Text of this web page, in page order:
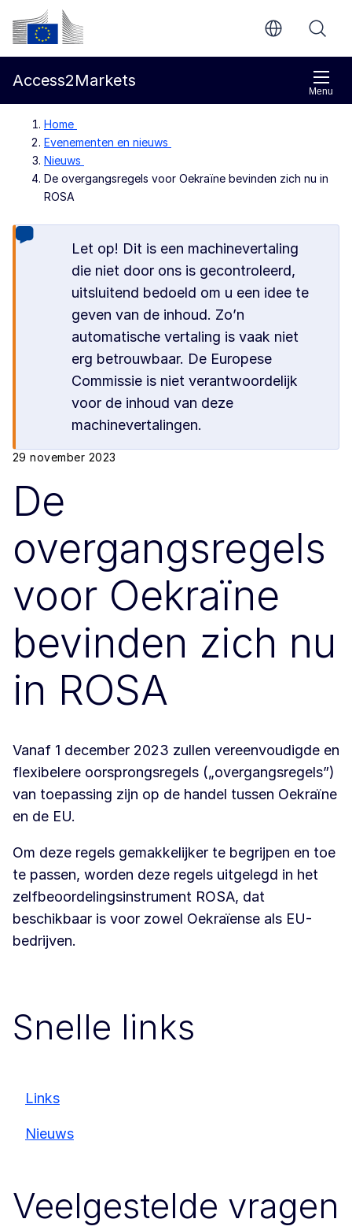
Direct naar de inhoud
Europese Commissie
Menu
Access2Markets
Home
Evenementen en nieuws
Nieuws
De overgangsregels voor Oekraïne bevinden zich nu in
ROSA
Let op! Dit is een machinevertaling
die niet door ons is gecontroleerd,
uitsluitend bedoeld om u een idee te
geven van de inhoud. Zo’n
automatische vertaling is vaak niet
erg betrouwbaar. De Europese
Commissie is niet verantwoordelijk
voor de inhoud van deze
machinevertalingen.
29 november 2023
De
overgangsregels
voor Oekraïne
bevinden zich nu
in ROSA
Vanaf 1 december 2023 zullen vereenvoudigde en
flexibelere oorsprongsregels („overgangsregels”)
van toepassing zijn op de handel tussen Oekraïne
en de EU.
Om deze regels gemakkelijker te begrijpen en toe
te passen, worden deze regels uitgelegd in het
zelfbeoordelingsinstrument ROSA, dat
beschikbaar is voor zowel Oekraïense als EU-
bedrijven.
Snelle links
Links
Nieuws
Veelgestelde vragen